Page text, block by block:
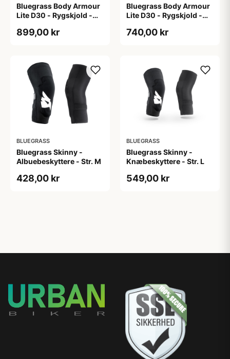
Bluegrass Body Armour
Lite D30 - Rygskjold -
899,00 kr
Bluegrass Body Armour
Lite D30 - Rygskjold -
740,00 kr
BLUEGRASS
Bluegrass Skinny -
Albuebeskyttere - Str. M
428,00 kr
BLUEGRASS
Bluegrass Skinny -
Knæbeskyttere - Str. L
549,00 kr